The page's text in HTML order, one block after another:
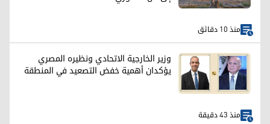
منذ 10 دقائق
وزير الخارجية الاتحادي ونظيره المصري
يؤكدان أهمية خفض التصعيد في المنطقة
منذ 43 دقيقة